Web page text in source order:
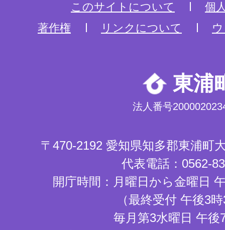
このサイトについて
個
著作権
リンクについて
東浦
法人番号
〒470-2192 愛知県知多郡東浦町
代表電話：0562-
開庁時間：月曜日から金曜日
（最終受付 午後3
毎月第3水曜日 午後